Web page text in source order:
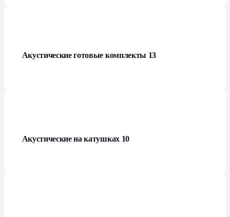
Акустические готовые комплекты 13
Акустические на катушках 10